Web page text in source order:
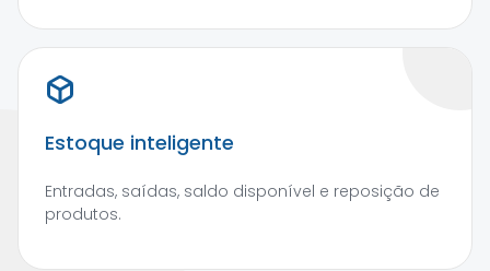
Estoque inteligente
Entradas, saídas, saldo disponível e reposição de
produtos.